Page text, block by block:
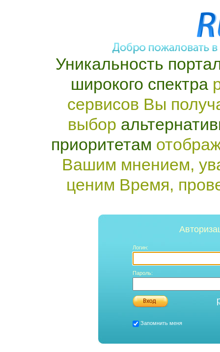
Уникальность
широкого спектра
сервисов Вы
выбор
приоритетам
Вашим мнением,
ценим Время,
Логин:
Пароль:
Запомнить меня